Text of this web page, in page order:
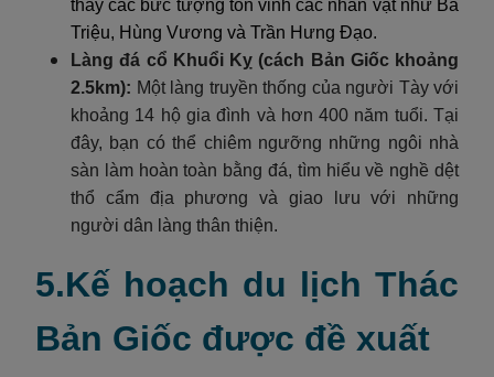
thấy các bức tượng tôn vinh các nhân vật như Bà
Triệu, Hùng Vương và Trần Hưng Đạo.
Làng đá cổ Khuổi Kỵ (cách Bản Giốc khoảng
2.5km): Một làng truyền thống của người Tày với
khoảng 14 hộ gia đình và hơn 400 năm tuổi. Tại
đây, bạn có thể chiêm ngưỡng những ngôi nhà
sàn làm hoàn toàn bằng đá, tìm hiểu về nghề dệt
thổ cẩm địa phương và giao lưu với những
người dân làng thân thiện.
5.Kế hoạch du lịch Thác
Bản Giốc được đề xuất